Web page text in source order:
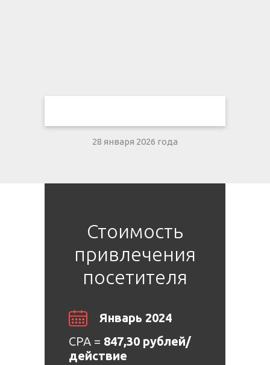
28 января 2026 года
Стоимость
привлечения
посетителя
Январь 2024
CPA = 847,30 рублей/
действие